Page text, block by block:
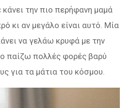
την πιο περήφανη μαμά
κι αν μεγάλο είναι αυτό. Μία
να γελάω κρυφά με την
παίζω πολλές φορές βαρύ
για τα μάτια του κόσμου.